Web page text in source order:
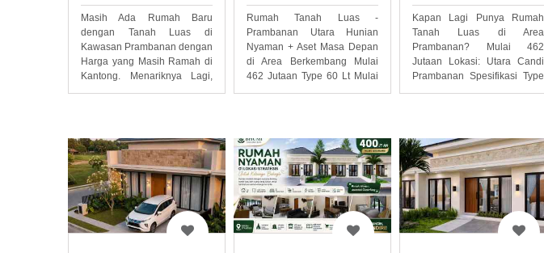
Masih Ada Rumah Baru
dengan Tanah Luas di
Kawasan Prambanan dengan
Harga yang Masih Ramah di
Kantong. Menariknya Lagi,
Rumah Tanah Luas -
Prambanan Utara Hunian
Nyaman + Aset Masa Depan
di Area Berkembang Mulai
462 Jutaan Type 60 Lt Mulai
Kapan Lagi Punya Rumah
Tanah Luas di Area
Prambanan? Mulai 462
Jutaan Lokasi: Utara Candi
Prambanan Spesifikasi Type